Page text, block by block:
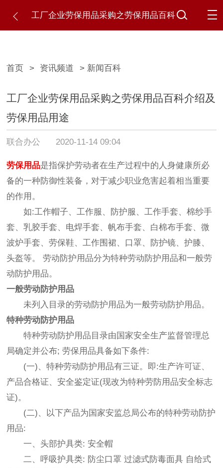
工厂企业劳保用品采购之劳保用品百科
首页 > 资讯频道 > 新闻百科
工厂企业劳保用品采购之劳保用品百科介绍及
劳保用品用途
联合办公 2020-11-14 09:04
劳保用品是指保护劳动者在生产过程中的人身健康所必
备的一种防御性装备，对于减少职业危害起着相当重要
的作用。
如:工作帽子、工作服、防护服、工作手套、棉纱手
套、乳胶手套、电焊手套、帆布手套、白棉布手套、微
波炉手套、劳保鞋、工作围裙、口罩、防护镜、护膝、
头盔等。 劳动防护用品分为特种劳动防护用品和一般劳
动防护用品。
一般劳动防护用品
未列入目录的劳动防护用品为一般劳动防护用品。
特种劳动防护用品
特种劳动防护用品目录由国家安全生产监督管理总
局确定并公布; 劳保用品具备如下条件:
(一)、特种劳动防护用品有三证。即:生产许可证、
产品合格证、安全鉴定证(现改为特种劳防用品安全标志
证)。
(二)、以下产品为国家安监总局公布的特种劳动防护
用品:
一、头部护具类: 安全帽
二、呼吸护具类: 防尘口罩 过滤式防毒面具 自给式